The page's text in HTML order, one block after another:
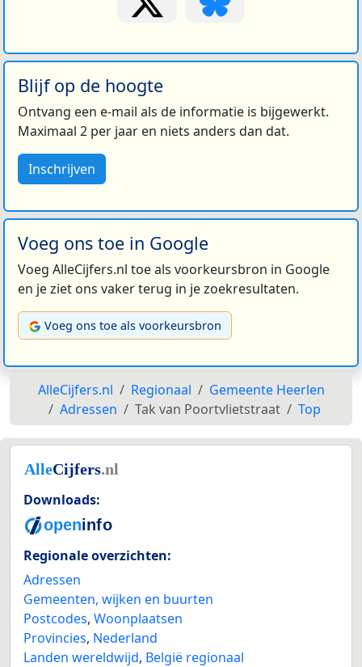
Blijf op de hoogte
Ontvang een e-mail als de informatie is bijgewerkt.
Maximaal 2 per jaar en niets anders dan dat.
Inschrijven
Voeg ons toe in Google
Voeg AlleCijfers.nl toe als voorkeursbron in Google
en je ziet ons vaker terug in je zoekresultaten.
Voeg ons toe als voorkeursbron
AlleCijfers.nl Regionaal
Gemeente Heerlen
Adressen
Tak van Poortvlietstraat Top
Downloads:
Regionale overzichten:
Adressen
Gemeenten, wijken en buurten
Postcodes, Woonplaatsen
Provincies, Nederland
Landen wereldwijd, België regionaal